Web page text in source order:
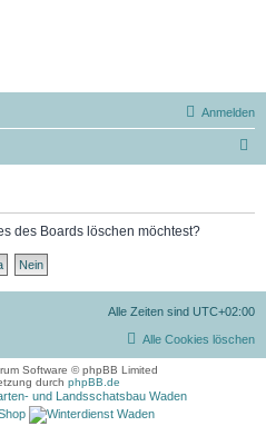
Anmelden
des Boards löschen möchtest?
Alle Zeiten sind UTC+02:00
Alle Cookies löschen
Software © phpBB Limited
durch phpBB.de